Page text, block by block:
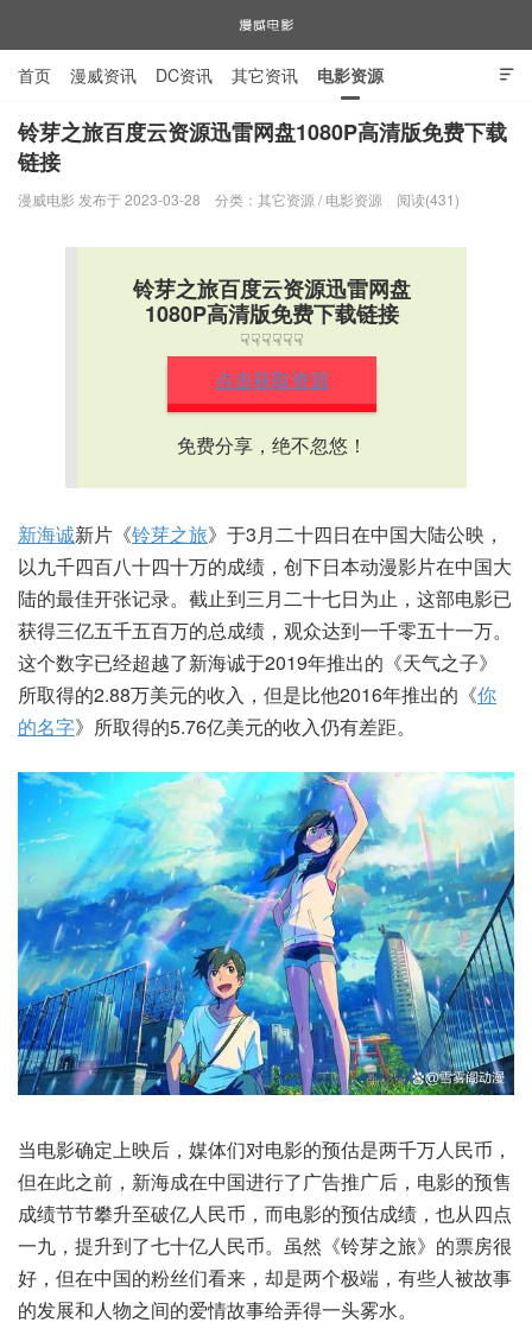
漫威电影

首页 漫威资讯 DC资讯 其它资讯 电影资源
电视剧资源 漫威图片
铃芽之旅百度云资源迅雷网盘1080P高清版免费下载
链接
漫威电影 发布于 2023-03-28 分类： 其它资源 / 电影资源 阅读(431)
铃芽之旅百度云资源迅雷网盘
1080P高清版免费下载链接
☟☟☟☟☟☟
点击获取资源
免费分享，绝不忽悠！
新海诚新片《铃芽之旅》于3月二十四日在中国大陆公映，
以九千四百八十四十万的成绩，创下日本动漫影片在中国大
陆的最佳开张记录。截止到三月二十七日为止，这部电影已
获得三亿五千五百万的总成绩，观众达到一千零五十一万。
这个数字已经超越了新海诚于2019年推出的《天气之子》
所取得的2.88万美元的收入，但是比他2016年推出的《你
的名字》所取得的5.76亿美元的收入仍有差距。
当电影确定上映后，媒体们对电影的预估是两千万人民币，
但在此之前，新海成在中国进行了广告推广后，电影的预售
成绩节节攀升至破亿人民币，而电影的预估成绩，也从四点
一九，提升到了七十亿人民币。虽然《铃芽之旅》的票房很
好，但在中国的粉丝们看来，却是两个极端，有些人被故事
的发展和人物之间的爱情故事给弄得一头雾水。